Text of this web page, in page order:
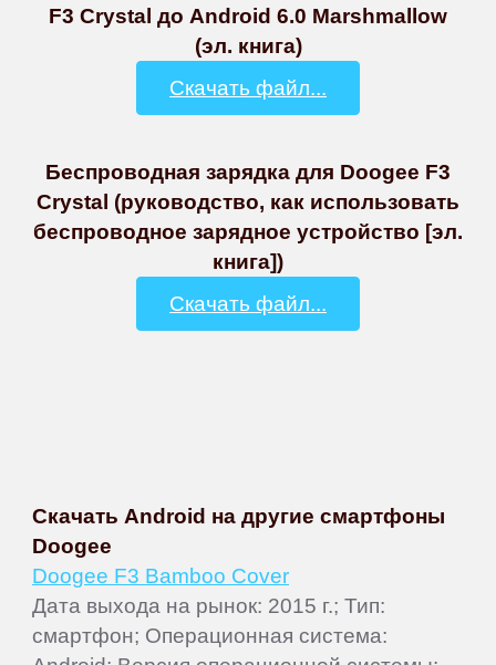
F3 Crystal до Android 6.0 Marshmallow
(эл. книга)
Скачать файл...
Беспроводная зарядка для Doogee F3
Crystal (руководство, как использовать
беспроводное зарядное устройство [эл.
книга])
Скачать файл...
Скачать Android на другие смартфоны
Doogee
Doogee F3 Bamboo Cover
Дата выхода на рынок: 2015 г.; Тип:
смартфон; Операционная система: